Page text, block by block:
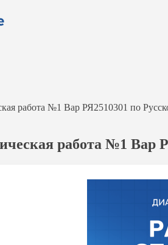
работа №1 Вар РЯ2510301 по
работа №1 Вар